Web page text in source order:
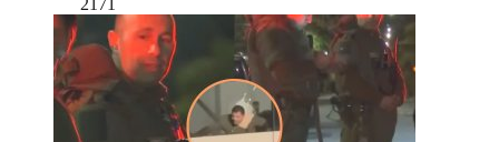
2171